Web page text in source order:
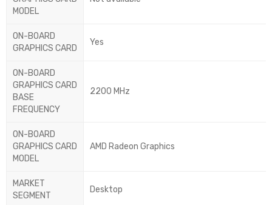
MODEL
ON-BOARD
GRAPHICS CARD
Yes
ON-BOARD
GRAPHICS CARD
BASE
FREQUENCY
2200 MHz
ON-BOARD
GRAPHICS CARD
MODEL
AMD Radeon Graphics
MARKET
SEGMENT
Desktop